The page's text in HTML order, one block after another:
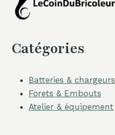
Catégories
Batteries & chargeurs
Forets & Embouts
Atelier & équipement